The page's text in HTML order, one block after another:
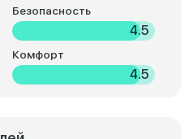
Безопасность
4.5
Комфорт
4.5